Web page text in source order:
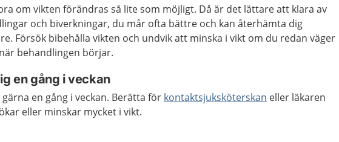
om vikten förändras så lite som möjligt. Då är det lättare att klara av
och biverkningar, du mår ofta bättre och kan återhämta dig
Försök bibehålla vikten och undvik att minska i vikt om du redan väger
behandlingen börjar.
en gång i veckan
gärna en gång i veckan. Berätta för kontaktsjuksköterskan eller läkaren
eller minskar mycket i vikt.